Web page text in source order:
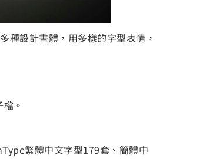
種設計書體，用多樣的字型表情，
。
繁體中文字型179套、簡體中